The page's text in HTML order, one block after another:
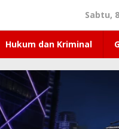
Sabtu,
Hukum dan Kriminal